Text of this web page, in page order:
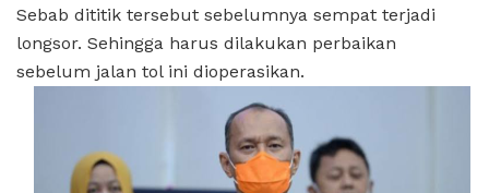
Sebab dititik tersebut sebelumnya sempat terjadi
longsor. Sehingga harus dilakukan perbaikan
sebelum jalan tol ini dioperasikan.